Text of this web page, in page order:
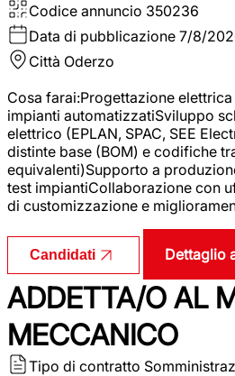
Codice annuncio 350236
Data di pubblicazione 7/8/
Città Oderzo
Cosa farai:Progettazione
impianti automatizzatiSviluppo
elettrico (EPLAN, SPAC, SEE
distinte base (BOM) e codifiche
equivalenti)Supporto a
test impiantiCollaborazione con
di customizzazione e
Candidati Dettaglio
ADDETTA/O AL
MECCANICO
Tipo di contratto